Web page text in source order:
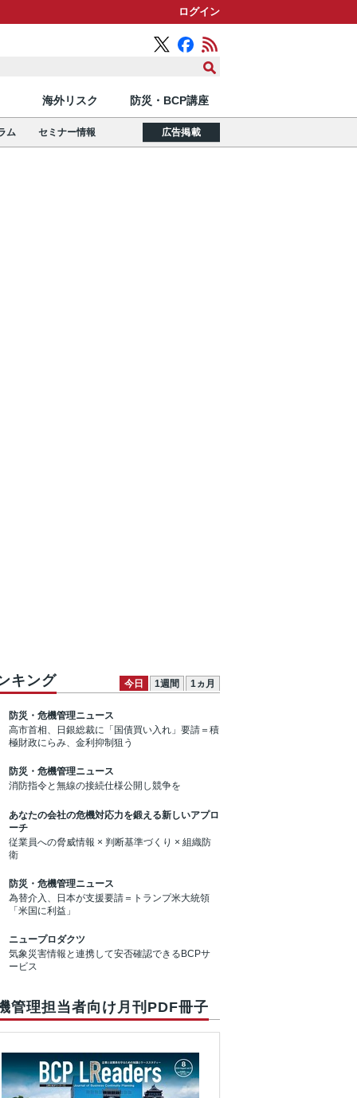
ログイン
海外リスク 防災・BCP講座
ム セミナー情報 広告掲載
キング 今日 1週間 1ヵ月
防災・危機管理ニュース
高市首相、日銀総裁に「国債買い入れ」要請＝積
極財政にらみ、金利抑制狙う
防災・危機管理ニュース
消防指令と無線の接続仕様公開し競争を
あなたの会社の危機対応力を鍛える新しいアプロ
ーチ
従業員への脅威情報 × 判断基準づくり × 組織防
衛
防災・危機管理ニュース
為替介入、日本が支援要請＝トランプ米大統領
「米国に利益」
ニュープロダクツ
気象災害情報と連携して安否確認できるBCPサ
ービス
管理担当者向け月刊PDF冊子